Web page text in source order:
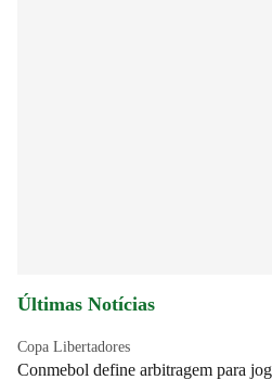
Últimas Notícias
Copa Libertadores
Conmebol define arbitragem para